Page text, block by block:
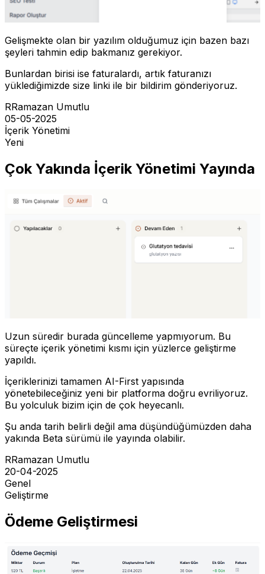
Gelişmekte olan bir yazılım olduğumuz için bazen bazı
şeyleri tahmin edip bakmanız gerekiyor.
Bunlardan birisi ise faturalardı, artık faturanızı
yüklediğimizde size linki ile bir bildirim gönderiyoruz.
RRamazan Umutlu
05-05-2025
İçerik Yönetimi
Yeni
Çok Yakında İçerik Yönetimi Yayında
Uzun süredir burada güncelleme yapmıyorum. Bu
süreçte içerik yönetimi kısmı için yüzlerce geliştirme
yapıldı.
İçeriklerinizi tamamen AI-First yapısında
yönetebileceğiniz yeni bir platforma doğru evriliyoruz.
Bu yolculuk bizim için de çok heyecanlı.
Şu anda tarih belirli değil ama düşündüğümüzden daha
yakında Beta sürümü ile yayında olabilir.
RRamazan Umutlu
20-04-2025
Genel
Geliştirme
Ödeme Geliştirmesi